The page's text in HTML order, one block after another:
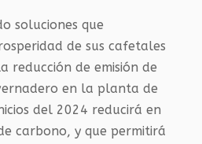
soluciones que
de sus cafetales
reducción de emisión de
en la planta de
del 2024 reducirá en
carbono, y que permitirá